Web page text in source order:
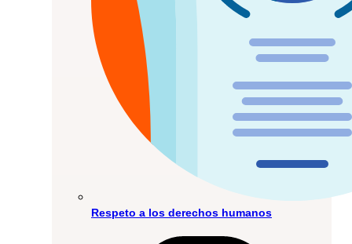
Respeto a los derechos humanos